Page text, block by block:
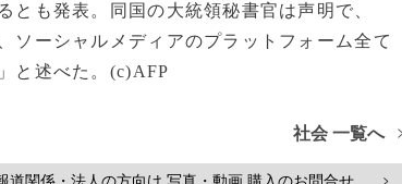
も発表。同国の大統領秘書官は声明で、
ソーシャルメディアのプラットフォーム全て
と述べた。(c)AFP
社会 一覧へ